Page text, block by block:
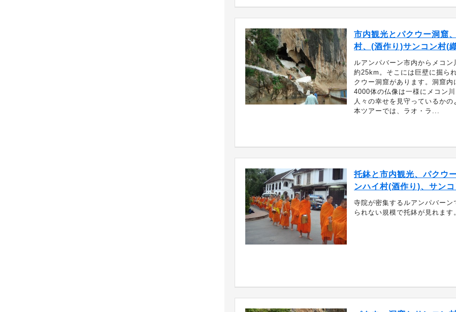
市内観光とパクウー洞窟
村、(酒作り)サンコン村(
ルアンパバーン市内からメコン
約25km。そこには巨壁に掘ら
クウー洞窟があります。洞窟内
4000体の仏像は一様にメコン川
人々の幸せを見守っているかの
本ツアーでは、ラオ・ラ...
托鉢と市内観光、パクウ
ンハイ村(酒作り)、サン
寺院が密集するルアンパバーン
られない規模で托鉢が見れます